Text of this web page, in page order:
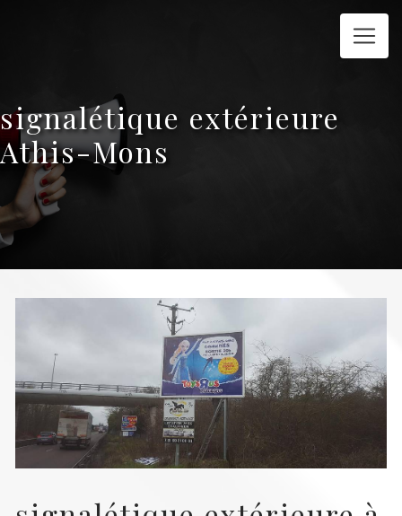
signalétique extérieure
Athis-Mons